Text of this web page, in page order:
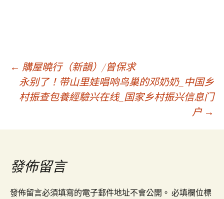
文
章
導
覽
← 購屋曉行（新韻）/曾保求
永别了！带山里娃唱响鸟巢的邓奶奶_中国乡
村振查包養經驗兴在线_国家乡村振兴信息门
户 →
發佈留言
發佈留言必須填寫的電子郵件地址不會公開。 必填欄位標